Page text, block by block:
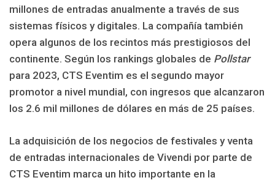
millones de entradas anualmente a través de sus
sistemas físicos y digitales. La compañía también
opera algunos de los recintos más prestigiosos del
continente. Según los rankings globales de Pollstar
para 2023, CTS Eventim es el segundo mayor
promotor a nivel mundial, con ingresos que alcanzaron
los 2.6 mil millones de dólares en más de 25 países.
La adquisición de los negocios de festivales y venta
de entradas internacionales de Vivendi por parte de
CTS Eventim marca un hito importante en la